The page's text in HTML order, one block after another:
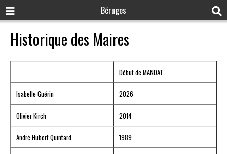
Béruges
Historique des Maires
Début de MANDAT
Isabelle Guérin 2026
Olivier Kirch 2014
André Hubert Quintard 1989